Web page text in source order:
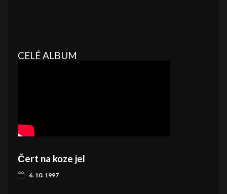
CELÉ ALBUM
Čert na koze jel
6. 10. 1997